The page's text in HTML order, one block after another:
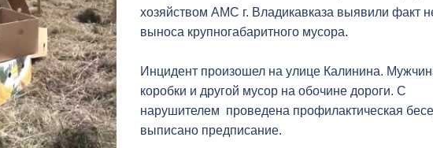
хозяйством АМС г. Владикавказа выявили факт
выноса крупногабаритного мусора.
Инцидент произошел на улице Калинина.
коробки и другой мусор на обочине дороги. С
нарушителем проведена профилактическая
выписано предписание.